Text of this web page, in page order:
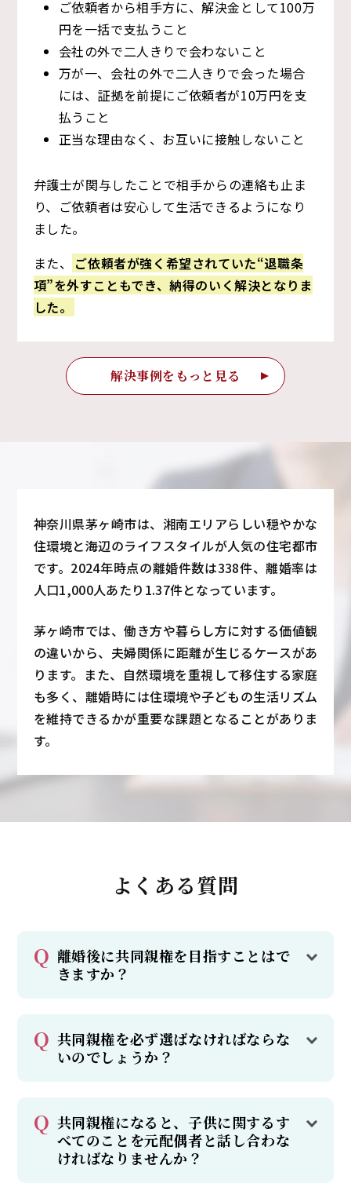
ご依頼者から相手方に、解決金として100万
円を一括で支払うこと
会社の外で二人きりで会わないこと
万が一、会社の外で二人きりで会った場合
には、証拠を前提にご依頼者が10万円を支
払うこと
正当な理由なく、お互いに接触しないこと
弁護士が関与したことで相手からの連絡も止ま
り、ご依頼者は安心して生活できるようになり
ました。
また、
ご依頼者が強く希望されていた“退職条
項”を外すこともでき、納得のいく解決となりま
した。
解決事例をもっと見る
神奈川県茅ヶ崎市は、湘南エリアらしい穏やかな
住環境と海辺のライフスタイルが人気の住宅都市
です。2024年時点の離婚件数は338件、離婚率は
人口1,000人あたり1.37件となっています。
茅ヶ崎市では、働き方や暮らし方に対する価値観
の違いから、夫婦関係に距離が生じるケースがあ
ります。また、自然環境を重視して移住する家庭
も多く、離婚時には住環境や子どもの生活リズム
を維持できるかが重要な課題となることがありま
す。
よくある質問
離婚後に共同親権を目指すことはで
きますか？
共同親権を必ず選ばなければならな
いのでしょうか？
共同親権になると、子供に関するす
べてのことを元配偶者と話し合わな
ければなりませんか？